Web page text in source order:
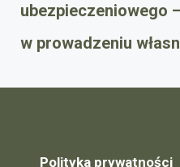
ubezpieczeniowego
w prowadzeniu
Polityka prywatności